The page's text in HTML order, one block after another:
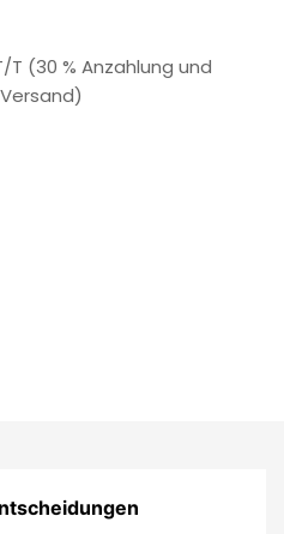
(30 % Anzahlung und